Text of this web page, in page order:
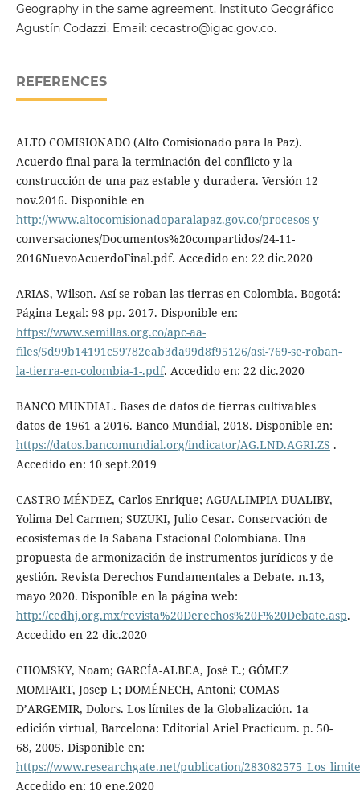
Geography in the same agreement. Instituto Geográfico
Agustín Codazzi. Email: cecastro@igac.gov.co.
REFERENCES
ALTO COMISIONADO (Alto Comisionado para la Paz).
Acuerdo final para la terminación del conflicto y la
construcción de una paz estable y duradera. Versión 12
nov.2016. Disponible en
http://www.altocomisionadoparalapaz.gov.co/procesos-y
conversaciones/Documentos%20compartidos/24-11-
2016NuevoAcuerdoFinal.pdf. Accedido en: 22 dic.2020
ARIAS, Wilson. Así se roban las tierras en Colombia. Bogotá:
Página Legal: 98 pp. 2017. Disponible en:
https://www.semillas.org.co/apc-aa-
files/5d99b14191c59782eab3da99d8f95126/asi-769-se-roban-
la-tierra-en-colombia-1-.pdf. Accedido en: 22 dic.2020
BANCO MUNDIAL. Bases de datos de tierras cultivables
datos de 1961 a 2016. Banco Mundial, 2018. Disponible en:
https://datos.bancomundial.org/indicator/AG.LND.AGRI.ZS .
Accedido en: 10 sept.2019
CASTRO MÉNDEZ, Carlos Enrique; AGUALIMPIA DUALIBY,
Yolima Del Carmen; SUZUKI, Julio Cesar. Conservación de
ecosistemas de la Sabana Estacional Colombiana. Una
propuesta de armonización de instrumentos jurídicos y de
gestión. Revista Derechos Fundamentales a Debate. n.13,
mayo 2020. Disponible en la página web:
http://cedhj.org.mx/revista%20Derechos%20F%20Debate.asp.
Accedido en 22 dic.2020
CHOMSKY, Noam; GARCÍA-ALBEA, José E.; GÓMEZ
MOMPART, Josep L; DOMÉNECH, Antoni; COMAS
D’ARGEMIR, Dolors. Los límites de la Globalización. 1a
edición virtual, Barcelona: Editorial Ariel Practicum. p. 50-
68, 2005. Disponible en:
https://www.researchgate.net/publication/
Accedido en: 10 ene.2020